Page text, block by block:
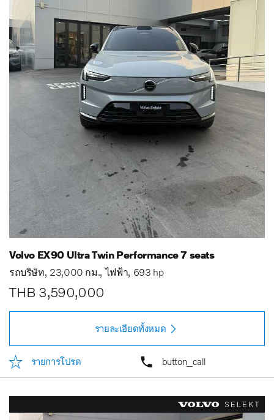
Volvo EX90 Ultra Twin Performance 7 seats
รถบริษัท 23,000 กม. ไฟฟ้า 693 hp
THB 3,590,000
รายละเอียดทั้งหมด
รายการโปรด button_call